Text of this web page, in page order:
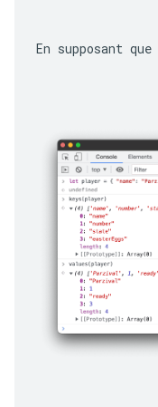
En supposant que